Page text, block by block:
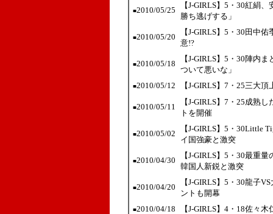
■2010/05/25
【J-GIRLS】5・30紅絹
勝ち逃げする」
■2010/05/20
【J-GIRLS】5・30田中
意!?
■2010/05/18
【J-GIRLS】5・30陣内
ついて悪いな」
■2010/05/12 【J-GIRLS】7・25三大
■2010/05/11
【J-GIRLS】7・25成熟
トを開催
■2010/05/02
【J-GIRLS】5・30Little
イ国強豪と激突
■2010/04/30
【J-GIRLS】5・30最重
韓国人新鋭と激突
■2010/04/20
【J-GIRLS】5・30龍子
ントも開幕
■2010/04/18 【J-GIRLS】4・18佐々